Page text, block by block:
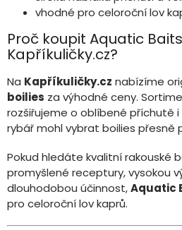
vhodné pro celoroční lov
Proč koupit Aquatic
Kapříkuličky.cz?
Na Kapříkuličky.cz nabízíme
boilies za výhodné ceny.
rozšiřujeme o oblíbené příchutě i
rybář mohl vybrat boilies přesně
Pokud hledáte kvalitní rakouské
promyšlené receptury, vysokou
dlouhodobou účinnost,Aquatic
pro celoroční lov kaprů.